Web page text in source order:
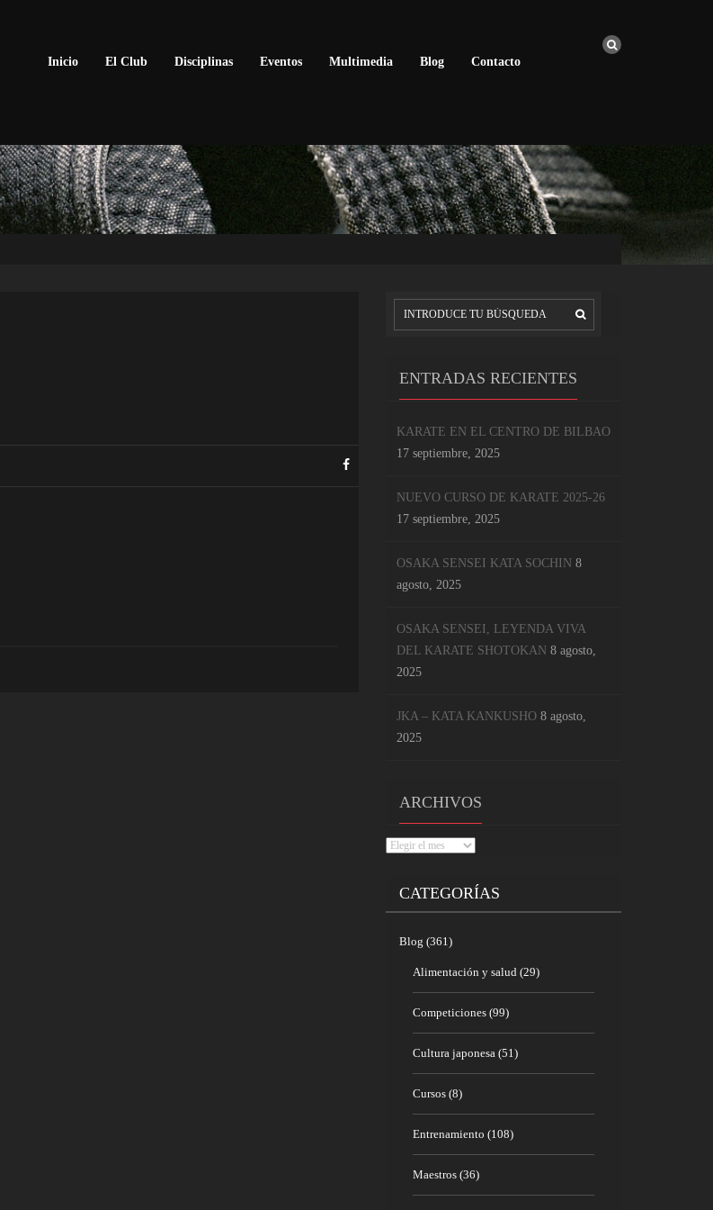
Inicio El Club Disciplinas Eventos Multimedia Blog Contacto
ENTRADAS RECIENTES
KARATE EN EL CENTRO DE BILBAO
17 septiembre, 2025
NUEVO CURSO DE KARATE 2025-26
17 septiembre, 2025
OSAKA SENSEI KATA SOCHIN 8
agosto, 2025
OSAKA SENSEI, LEYENDA VIVA
DEL KARATE SHOTOKAN 8 agosto,
2025
JKA – KATA KANKUSHO 8 agosto,
2025
ARCHIVOS
Archivos
CATEGORÍAS
Blog (361)
Alimentación y salud(29)
Competiciones(99)
Cultura japonesa(51)
Cursos(8)
Entrenamiento (108)
Maestros(36)